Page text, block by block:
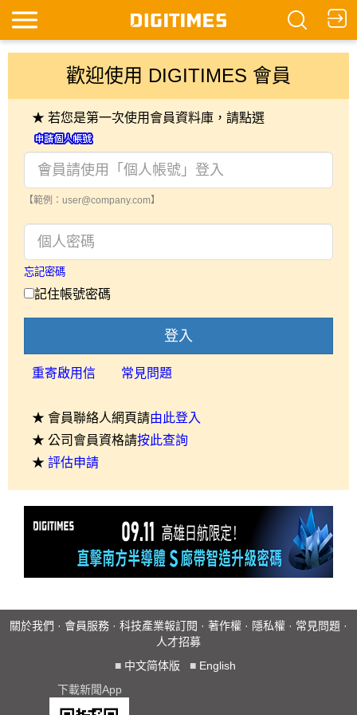
歡迎使用 DIGITIMES 會員
★ 若您是第一次使用會員資料庫，請點選
【範例：user@company.com】
忘記密碼
記住帳號密碼
登入
重寄啟用信 常見問題
★ 會員聯絡人網頁請由此登入
★ 公司會員資格請按此查詢
★ 評估申請
關於我們 · 會員服務 · 科技產業報訂閱 · 著作權 · 隱私權 · 常見問題 ·
人才招募
■ 中文简体版 ■ English
下載新聞App